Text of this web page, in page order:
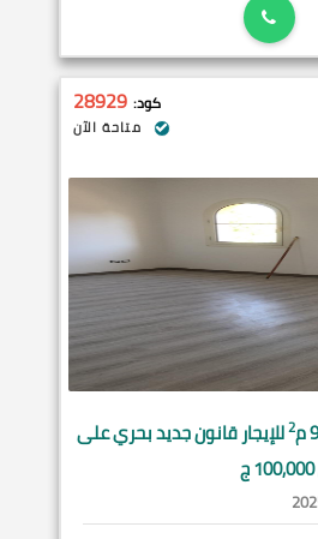
كود: 28929
متاحة الآن
2للإيجار قانون جديد بحري على